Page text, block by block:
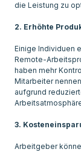
die Leistung zu
2. Erhöhte
Einige Individuen
Remote-
haben mehr
Mitarbeiter
aufgrund
3.
Arbeitgeber